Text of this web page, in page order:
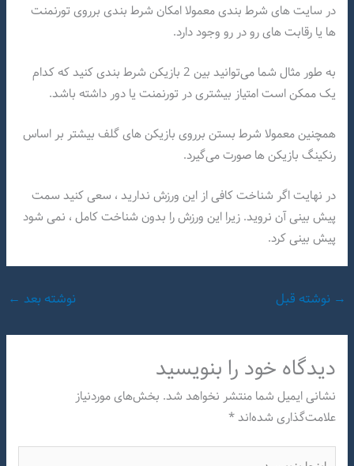
در سایت های شرط بندی معمولا امکان شرط بندی برروی تورنمنت
ها یا رقابت های رو در رو وجود دارد.
به طور مثال شما می‌توانید بین 2 بازیکن شرط بندی کنید که کدام
یک ممکن است امتیاز بیشتری در تورنمنت یا دور داشته باشد.
همچنین معمولا شرط بستن برروی بازیکن های گلف بیشتر بر اساس
رنکینگ بازیکن ها صورت می‌گیرد.
در نهایت اگر شناخت کافی از این ورزش ندارید ، سعی کنید سمت
پیش بینی آن نروید. زیرا این ورزش را بدون شناخت کامل ، نمی شود
پیش بینی کرد.
→ نوشته قبل نوشته بعد ←
دیدگاه‌ خود را بنویسید
نشانی ایمیل شما منتشر نخواهد شد. بخش‌های موردنیاز
علامت‌گذاری شده‌اند*